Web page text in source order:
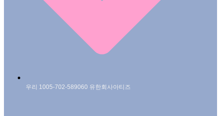
우리 1005-702-589060 유한회사아티즈